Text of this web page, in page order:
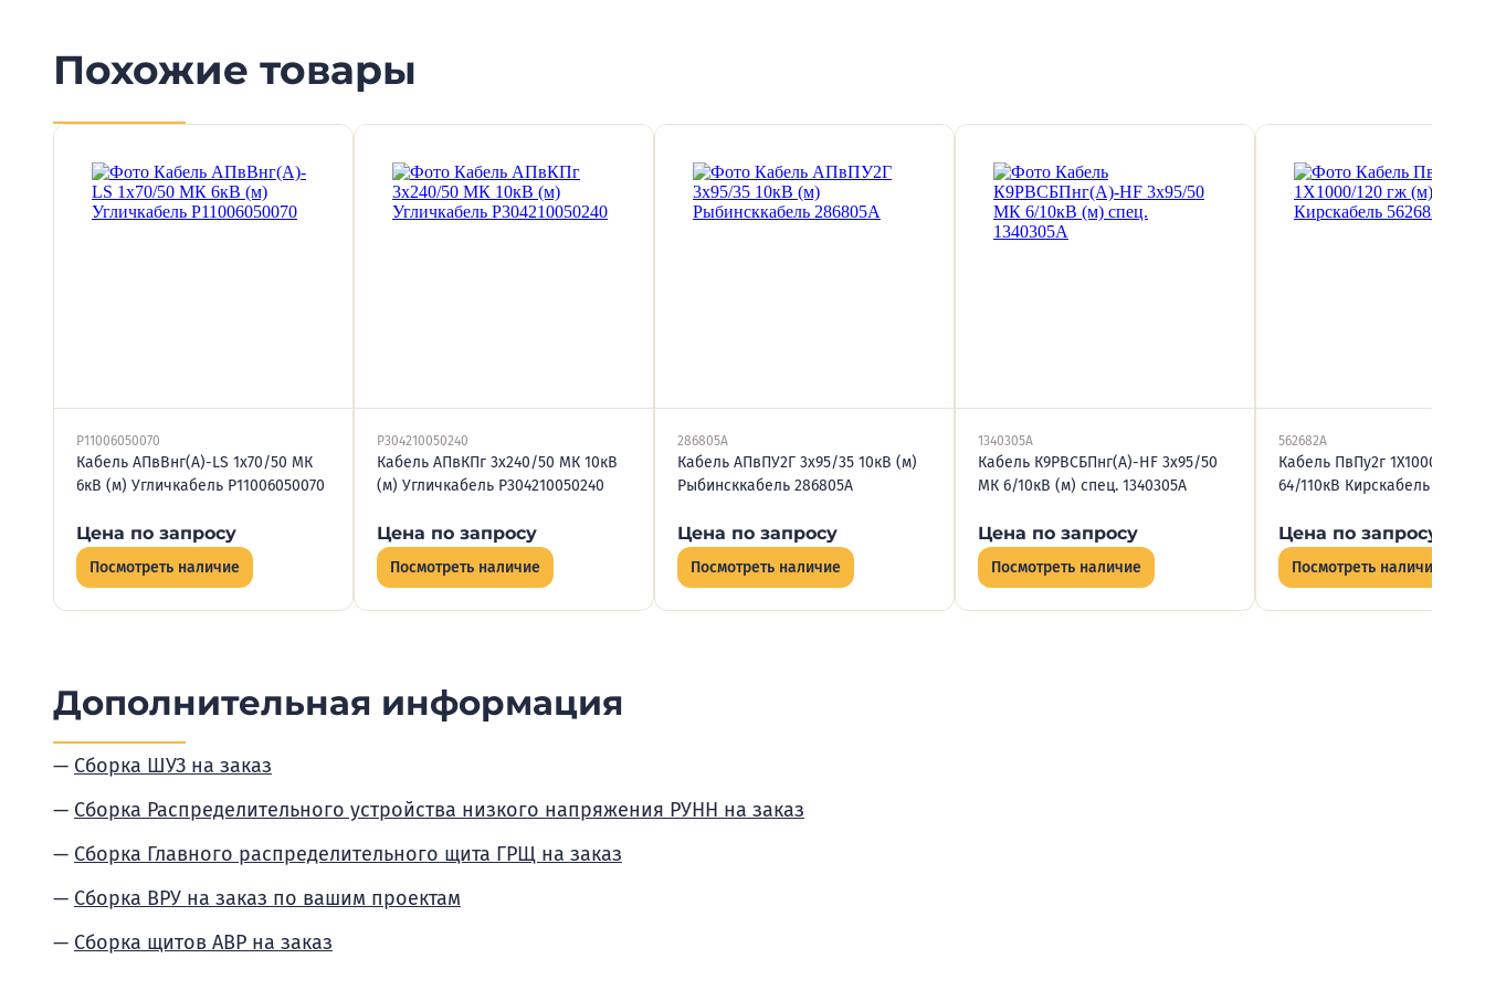
Похожие товары
P11006050070
Кабель АПвВнг(А)-LS 1х70/50 МК
6кВ (м) Угличкабель P11006050070
Цена по запросу
Посмотреть наличие
P304210050240
Кабель АПвКПг 3х240/50 МК 10кВ
(м) Угличкабель P304210050240
Цена по запросу
Посмотреть наличие
286805А
Кабель АПвПУ2Г 3х95/35 10кВ (м)
Рыбинсккабель 286805А
Цена по запросу
Посмотреть наличие
1340305А
Кабель К9РВСБПнг(А)-HF 3х95/50
МК 6/10кВ (м) спец. 1340305А
Цена по запросу
Посмотреть наличие
562682А
Кабель ПвПу2г 1Х1000/120
64/110кВ Кирскабель
Цена по запросу
Посмотреть наличие
Дополнительная информация
Сборка ШУЗ на заказ
Сборка Распределительного устройства низкого напряжения РУНН на заказ
Сборка Главного распределительного щита ГРЩ на заказ
Сборка ВРУ на заказ по вашим проектам
Сборка щитов АВР на заказ